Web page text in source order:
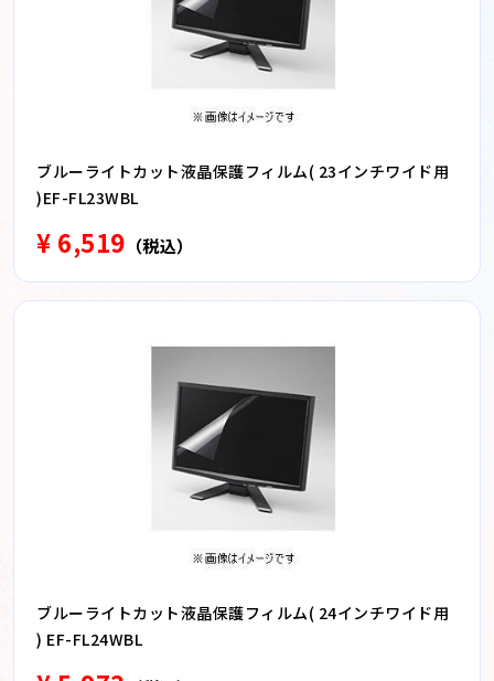
ブルーライトカット液晶保護フィルム( 23インチワイド用
)EF-FL23WBL
¥ 6,519 （税込）
ブルーライトカット液晶保護フィルム( 24インチワイド用
) EF-FL24WBL